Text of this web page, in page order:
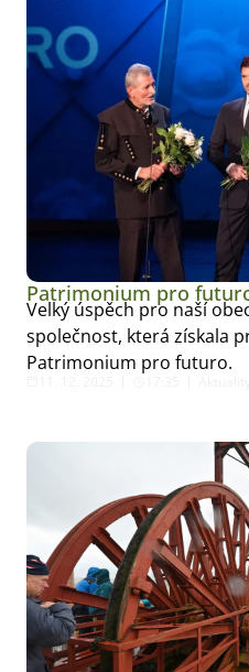
Patrimonium pro
Velký úspěch pro naší
společnost, která získala
Patrimonium pro futuro.